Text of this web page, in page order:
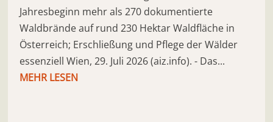
Jahresbeginn mehr als 270 dokumentierte
Waldbrände auf rund 230 Hektar Waldfläche in
Österreich; Erschließung und Pflege der Wälder
essenziell Wien, 29. Juli 2026 (aiz.info). - Das...
MEHR LESEN